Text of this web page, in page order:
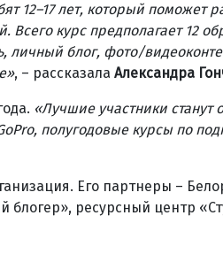
12–17 лет, который поможет
курс предполагает 12
личный блог, фото/
, – рассказала Александра
«Лучшие участники станут
полугодовые курсы по
Его партнеры –
ресурсный центр